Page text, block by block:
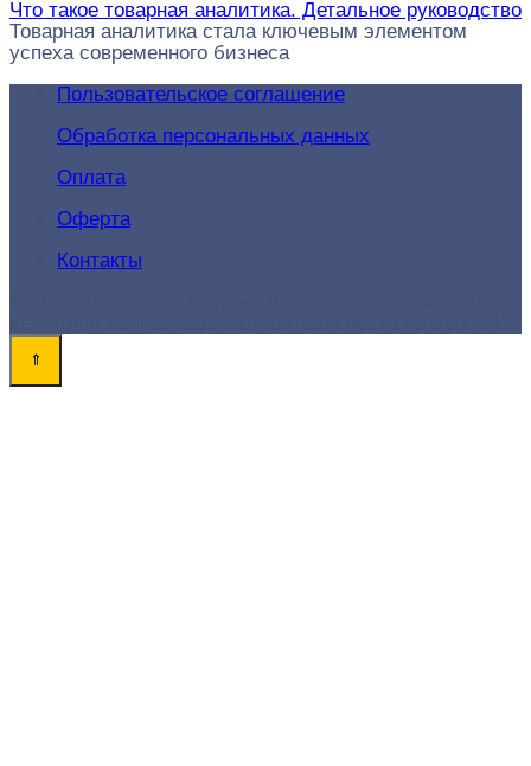
Что такое товарная аналитика. Детальное руководство
Товарная аналитика стала ключевым элементом
успеха современного бизнеса
Пользовательское соглашение
Обработка персональных данных
Оплата
Оферта
Контакты